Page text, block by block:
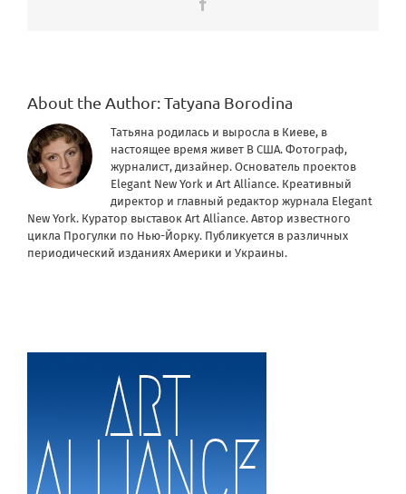
About the Author:Tatyana Borodina
Татьяна родилась и выросла в Киеве, в
настоящее время живет В США. Фотограф,
журналист, дизайнер. Основатель проектов
Elegant New York и Art Alliance. Креативный
директор и главный редактор журнала Elegant
New York. Куратор выставок Art Alliance. Автор известного
цикла Прогулки по Нью-Йорку. Публикуется в различных
периодический изданиях Америки и Украины.